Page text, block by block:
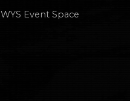
WYS Event Space